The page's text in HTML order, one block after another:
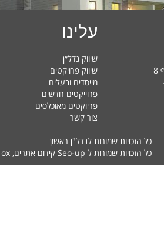
עלינו
שיווק נדל״ן
שיווק פרויקטים
מייסדים ובעלים
פרוייקטים חדשים
פריוקטים מאוכלסים
צור קשר
כל הזכויות שמורות לנדל"ן ראשון
כל הזכויות שמורות ל Seo-up
קידום אתרים, ox